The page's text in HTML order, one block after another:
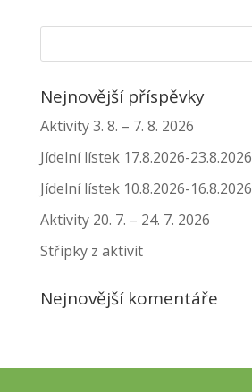
Nejnovější příspěvky
Aktivity 3. 8. – 7. 8. 2026
Jídelní lístek 17.8.2026-23.8.2026
Jídelní lístek 10.8.2026-16.8.2026
Aktivity 20. 7. – 24. 7. 2026
Střípky z aktivit
Nejnovější komentáře